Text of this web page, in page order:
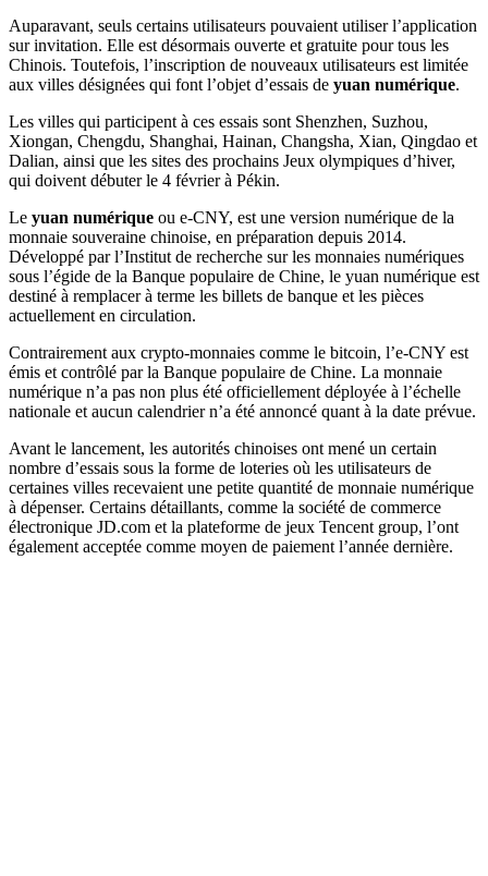
Auparavant, seuls certains utilisateurs pouvaient utiliser l’application
sur invitation. Elle est désormais ouverte et gratuite pour tous les
Chinois. Toutefois, l’inscription de nouveaux utilisateurs est limitée
aux villes désignées qui font l’objet d’essais de yuan numérique.
Les villes qui participent à ces essais sont Shenzhen, Suzhou,
Xiongan, Chengdu, Shanghai, Hainan, Changsha, Xian, Qingdao et
Dalian, ainsi que les sites des prochains Jeux olympiques d’hiver,
qui doivent débuter le 4 février à Pékin.
Le yuan numérique ou e-CNY, est une version numérique de la
monnaie souveraine chinoise, en préparation depuis 2014.
Développé par l’Institut de recherche sur les monnaies numériques
sous l’égide de la Banque populaire de Chine, le yuan numérique est
destiné à remplacer à terme les billets de banque et les pièces
actuellement en circulation.
Contrairement aux crypto-monnaies comme le bitcoin, l’e-CNY est
émis et contrôlé par la Banque populaire de Chine. La monnaie
numérique n’a pas non plus été officiellement déployée à l’échelle
nationale et aucun calendrier n’a été annoncé quant à la date prévue.
Avant le lancement, les autorités chinoises ont mené un certain
nombre d’essais sous la forme de loteries où les utilisateurs de
certaines villes recevaient une petite quantité de monnaie numérique
à dépenser. Certains détaillants, comme la société de commerce
électronique JD.com et la plateforme de jeux Tencent group, l’ont
également acceptée comme moyen de paiement l’année dernière.